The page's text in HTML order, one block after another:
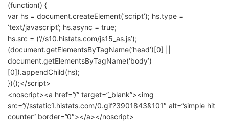
(function() {
var hs = document.createElement(‘script’); hs.type =
‘text/javascript’; hs.async = true;
hs.src = (‘//s10.histats.com/js15_as.js’);
(document.getElementsByTagName(‘head’)[0] ||
document.getElementsByTagName(‘body’)
[0]).appendChild(hs);
})();</script>
<noscript><a href=”/” target=”_blank”><img
src=”//sstatic1.histats.com/0.gif?3901843&101″ alt=”simple hit
counter” border=”0″></a></noscript>